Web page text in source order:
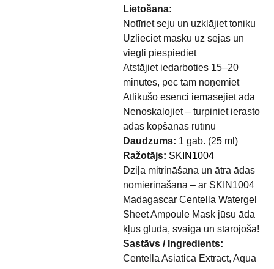
Lietošana:
Notīriet seju un uzklājiet toniku
Uzlieciet masku uz sejas un
viegli piespiediet
Atstājiet iedarboties 15–20
minūtes, pēc tam noņemiet
Atlikušo esenci iemasējiet ādā
Nenoskalojiet – turpiniet ierasto
ādas kopšanas rutīnu
Daudzums: 1 gab. (25 ml)
Ražotājs: SKIN1004
Dziļa mitrināšana un ātra ādas
nomierināšana – ar SKIN1004
Madagascar Centella Watergel
Sheet Ampoule Mask jūsu āda
kļūs gluda, svaiga un starojoša!
Sastāvs / Ingredients:
Centella Asiatica Extract, Aqua